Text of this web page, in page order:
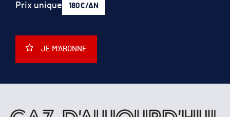
Prix unique 180€/AN
JE M'ABONNE